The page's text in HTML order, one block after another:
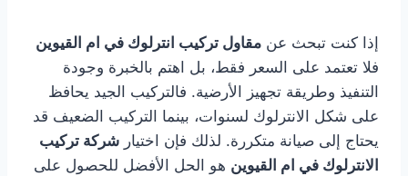
إذا كنت تبحث عن مقاول تركيب انترلوك في ام القيوين
فلا تعتمد على السعر فقط، بل اهتم بالخبرة وجودة
التنفيذ وطريقة تجهيز الأرضية. فالتركيب الجيد يحافظ
على شكل الانترلوك لسنوات، بينما التركيب الضعيف قد
يحتاج إلى صيانة متكررة. لذلك فإن اختيار شركة تركيب
الانترلوك في ام القيوين هو الحل الأفضل للحصول على